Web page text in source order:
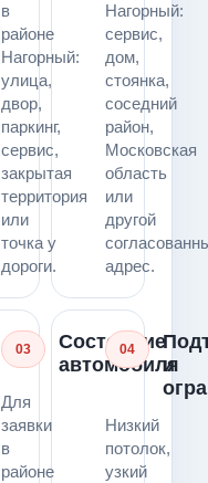
в
районе
Нагорный:
улица,
двор,
паркинг,
сервис,
закрытая
территория
или
точка у
дороги.
Нагорный:
сервис,
дом,
стоянка,
соседний
район,
Московская
область
или
другой
адрес.
03
Состояние
автомобиля
Для
заявки
в
районе
04
и
Низкий
потолок,
узкий